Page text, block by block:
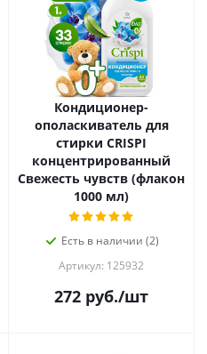
Кондиционер-
ополаскиватель для
стирки CRISPI
концентрированный
Свежесть чувств (флакон
1000 мл)
Есть в наличии (2)
Артикул: 125932
272 руб./шт